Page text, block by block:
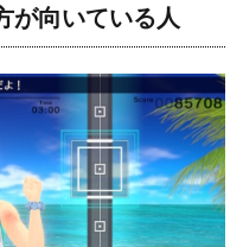
が向いている人